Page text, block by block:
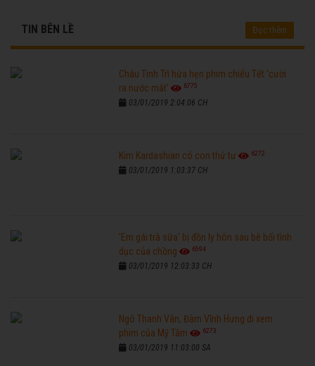
TIN BÊN LỀ Đọc thêm
Châu Tinh Trì hứa hẹn phim chiếu Tết 'cười
ra nước mắt'
6775
03/01/2019 2:04:06 CH
Kim Kardashian có con thứ tư 6272
03/01/2019 1:03:37 CH
'Em gái trà sữa' bị đồn ly hôn sau bê bối tình
dục của chồng
6594
03/01/2019 12:03:33 CH
Ngô Thanh Vân, Đàm Vĩnh Hưng đi xem
phim của Mỹ Tâm
6273
03/01/2019 11:03:00 SA